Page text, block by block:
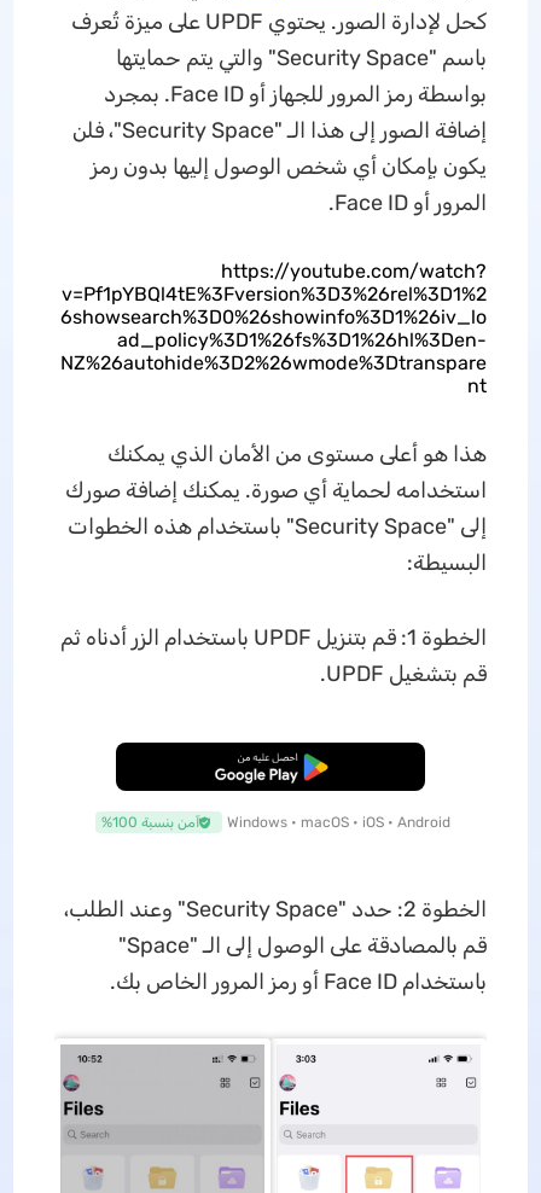
كحل لإدارة الصور. يحتوي UPDF على ميزة تُعرف
باسم "Security Space" والتي يتم حمايتها
بواسطة رمز المرور للجهاز أو Face ID. بمجرد
إضافة الصور إلى هذا الـ "Security Space"، فلن
يكون بإمكان أي شخص الوصول إليها بدون رمز
المرور أو Face ID.
https://youtube.com/watch?
v=Pf1pYBQl4tE%3Fversion%3D3%26rel%3D1%2
6showsearch%3D0%26showinfo%3D1%26iv_lo
ad_policy%3D1%26fs%3D1%26hl%3Den-
NZ%26autohide%3D2%26wmode%3Dtranspare
nt
هذا هو أعلى مستوى من الأمان الذي يمكنك
استخدامه لحماية أي صورة. يمكنك إضافة صورك
إلى "Security Space" باستخدام هذه الخطوات
البسيطة:
الخطوة 1: قم بتنزيل UPDF باستخدام الزر أدناه ثم
قم بتشغيل UPDF.
تنزيل مجاني
Windows • macOS • iOS • Android آمن بنسبة 100%
الخطوة 2: حدد "Security Space" وعند الطلب،
قم بالمصادقة على الوصول إلى الـ "Space"
باستخدام Face ID أو رمز المرور الخاص بك.